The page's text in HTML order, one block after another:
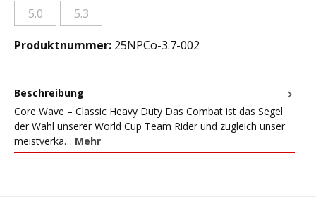
5.0(Diese Option ist zurzeit nicht verfügbar.)
5.3(Diese Option ist zurzeit nicht verfügbar.)
Produktnummer: 25NPCo-3.7-002
Beschreibung
Core Wave – Classic Heavy Duty Das Combat ist das Segel
der Wahl unserer World Cup Team Rider und zugleich unser
meistverka… Mehr